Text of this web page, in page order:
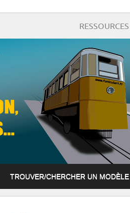
TROUVER/CHERCHER UN MODÈLE